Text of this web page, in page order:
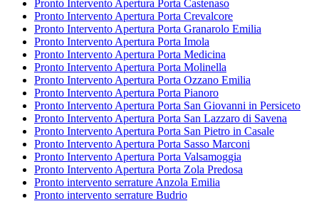
Pronto Intervento Apertura Porta Castenaso
Pronto Intervento Apertura Porta Crevalcore
Pronto Intervento Apertura Porta Granarolo Emilia
Pronto Intervento Apertura Porta Imola
Pronto Intervento Apertura Porta Medicina
Pronto Intervento Apertura Porta Molinella
Pronto Intervento Apertura Porta Ozzano Emilia
Pronto Intervento Apertura Porta Pianoro
Pronto Intervento Apertura Porta San Giovanni in Persiceto
Pronto Intervento Apertura Porta San Lazzaro di Savena
Pronto Intervento Apertura Porta San Pietro in Casale
Pronto Intervento Apertura Porta Sasso Marconi
Pronto Intervento Apertura Porta Valsamoggia
Pronto Intervento Apertura Porta Zola Predosa
Pronto intervento serrature Anzola Emilia
Pronto intervento serrature Budrio